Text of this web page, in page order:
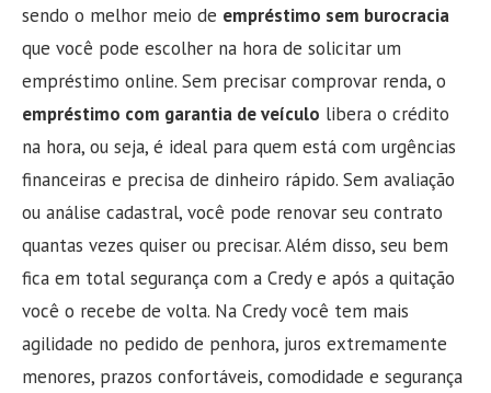
sendo o melhor meio de empréstimo sem burocracia
que você pode escolher na hora de solicitar um
empréstimo online. Sem precisar comprovar renda, o
empréstimo com garantia de veículo libera o crédito
na hora, ou seja, é ideal para quem está com urgências
financeiras e precisa de dinheiro rápido. Sem avaliação
ou análise cadastral, você pode renovar seu contrato
quantas vezes quiser ou precisar. Além disso, seu bem
fica em total segurança com a Credy e após a quitação
você o recebe de volta. Na Credy você tem mais
agilidade no pedido de penhora, juros extremamente
menores, prazos confortáveis, comodidade e segurança